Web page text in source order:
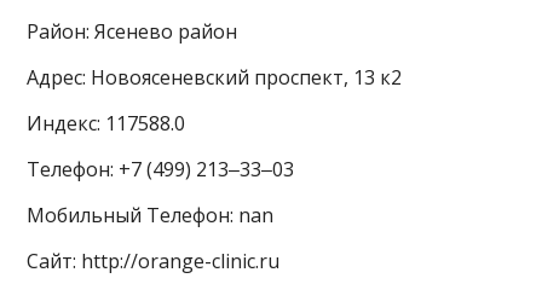
Район: Ясенево район
Адрес: Новоясеневский проспект, 13 к2
Индекс: 117588.0
Телефон: +7 (499) 213‒33‒03
Мобильный Телефон: nan
Сайт: http://orange-clinic.ru